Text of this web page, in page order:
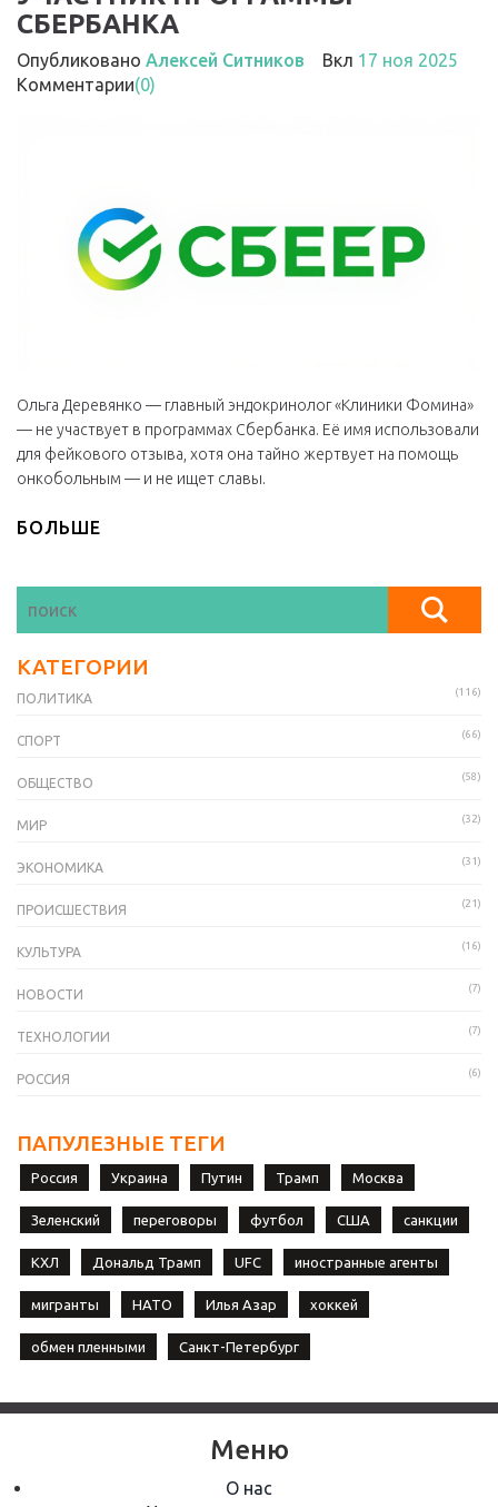
СБЕРБАНКА
Опубликовано Алексей Ситников Вкл 17 ноя 2025
Комментарии(0)
Ольга Деревянко — главный эндокринолог «Клиники Фомина»
— не участвует в программах Сбербанка. Её имя использовали
для фейкового отзыва, хотя она тайно жертвует на помощь
онкобольным — и не ищет славы.
БОЛЬШЕ
КАТЕГОРИИ
ПОЛИТИКА (116)
СПОРТ (66)
ОБЩЕСТВО (58)
МИР (32)
ЭКОНОМИКА (31)
ПРОИСШЕСТВИЯ (21)
КУЛЬТУРА (16)
НОВОСТИ (7)
ТЕХНОЛОГИИ (7)
РОССИЯ (6)
ПАПУЛЕЗНЫЕ ТЕГИ
Россия Украина Путин Трамп Москва
Зеленский переговоры футбол США санкции
КХЛ Дональд Трамп UFC иностранные агенты
мигранты НАТО Илья Азар хоккей
обмен пленными Санкт-Петербург
Меню
О нас